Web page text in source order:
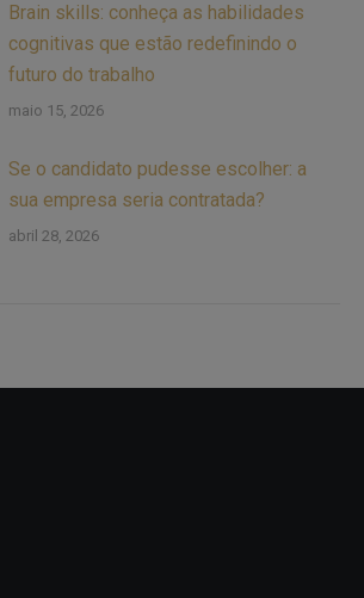
Brain skills: conheça as habilidades
cognitivas que estão redefinindo o
futuro do trabalho
maio 15, 2026
Se o candidato pudesse escolher: a
sua empresa seria contratada?
abril 28, 2026